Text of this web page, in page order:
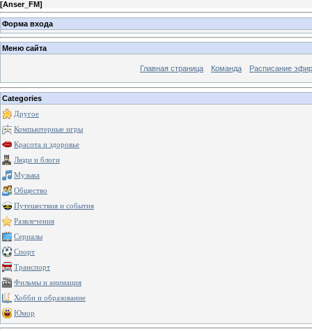
[Anser_FM]
Форма входа
Меню сайта
Главная страница Команда Расписание
Categories
Другое
Компьютерные игры
Красота и здоровье
Люди и блоги
Музыка
Общество
Путешествия и события
Развлечения
Сериалы
Спорт
Транспорт
Фильмы и анимация
Хобби и образование
Юмор